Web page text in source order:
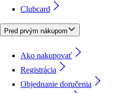
Clubcard
Pred prvým nákupom
Ako nakupovať
Registrácia
Objednanie doručenia